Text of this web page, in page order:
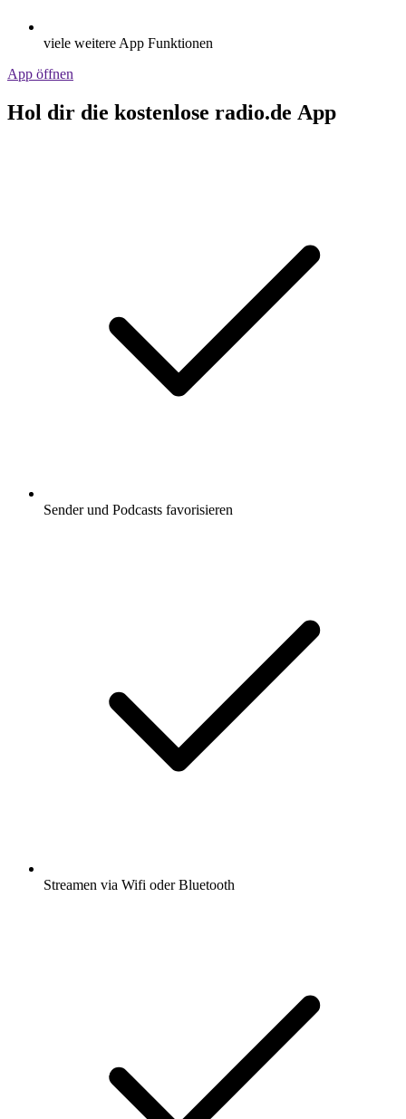
viele weitere App Funktionen
App öffnen
Hol dir die kostenlose radio.de App
Sender und Podcasts favorisieren
Streamen via Wifi oder Bluetooth